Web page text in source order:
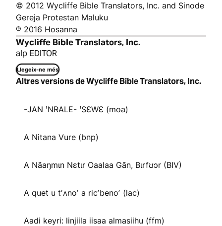
© 2012 Wycliffe Bible Translators, Inc. and Sinode
Gereja Protestan Maluku
℗ 2016 Hosanna
Wycliffe Bible Translators, Inc.
alp EDITOR
Llegeix-ne més
Altres versions de Wycliffe Bible Translators, Inc.
-JAN ꞌNRALE- ꞌSƐWƐ (moa)
A Nitana Vure (bnp)
A Nãaŋmɩn Nɛtɩr Oaalaa Gãn, Bɩrfʊɔr (BIV)
A quet u tʼʌnoʼ a ricʼbenoʼ (lac)
Aadi keyri: linjiila iisaa almasiihu (ffm)